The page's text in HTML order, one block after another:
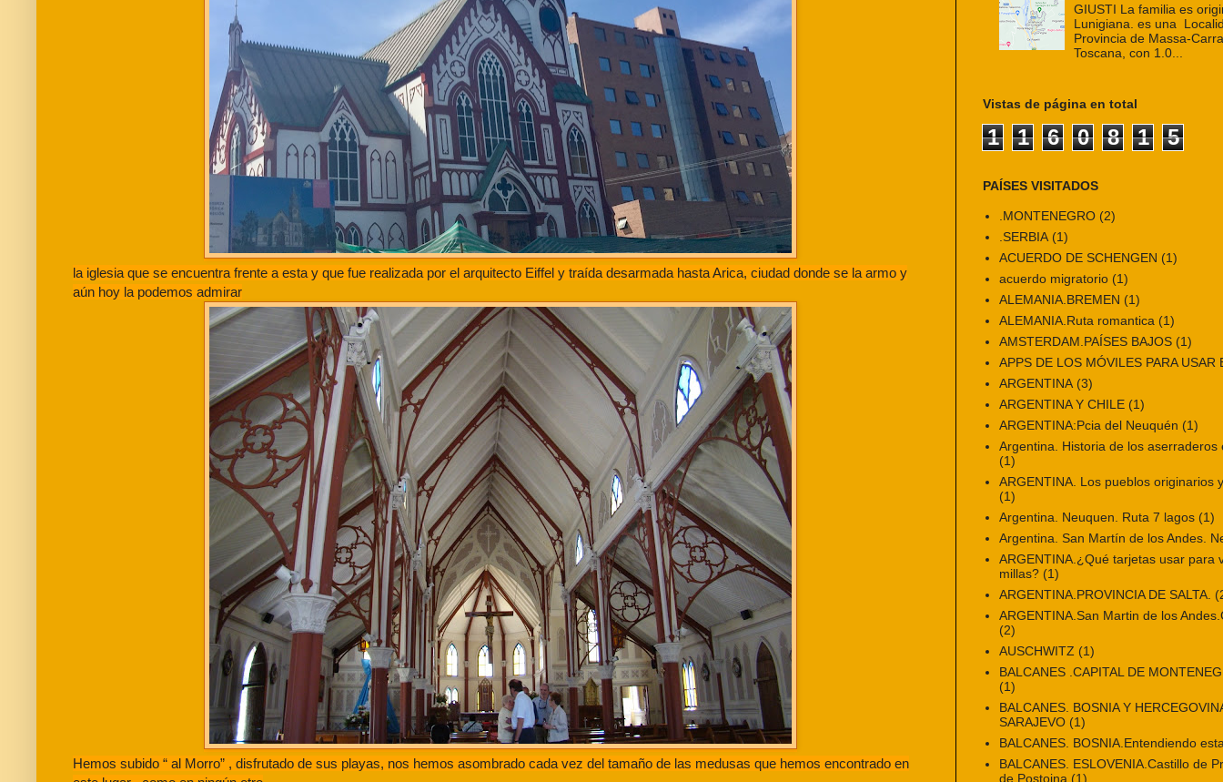
la iglesia que se encuentra frente a esta y que fue realizada por el arquitecto Eiffel y traída desarmada hasta Arica, ciudad donde se la armo y
aún hoy la podemos admirar
Hemos subido “ al Morro” , disfrutado de sus playas, nos hemos asombrado cada vez del tamaño de las medusas que hemos encontrado en
GIUSTI La familia es
Lunigiana. es una
Provincia de Massa-
Toscana, con 1.0...
Vistas de página en total
1 1 6 0 8 1 5
PAÍSES VISITADOS
.MONTENEGRO (2)
.SERBIA (1)
ACUERDO DE SCHENGEN (1)
acuerdo migratorio (1)
ALEMANIA.BREMEN (1)
ALEMANIA.Ruta romantica (1)
AMSTERDAM.PAÍSES BAJOS (1)
APPS DE LOS MÓVILES PARA USAR
ARGENTINA (3)
ARGENTINA Y CHILE (1)
ARGENTINA:Pcia del Neuquén (1)
Argentina. Historia de los aserraderos
(1)
ARGENTINA. Los pueblos originarios
(1)
Argentina. Neuquen. Ruta 7 lagos (1)
Argentina. San Martín de los Andes.
ARGENTINA.¿Qué tarjetas usar para
millas? (1)
ARGENTINA.PROVINCIA DE SALTA.
ARGENTINA.San Martin de los
(2)
AUSCHWITZ (1)
BALCANES .CAPITAL DE
(1)
BALCANES. BOSNIA Y
SARAJEVO (1)
BALCANES. BOSNIA.Entendiendo
BALCANES. ESLOVENIA.Castillo de
de Postojna (1)